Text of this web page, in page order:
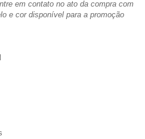
em contato no ato da compra com
e cor disponível para a promoção